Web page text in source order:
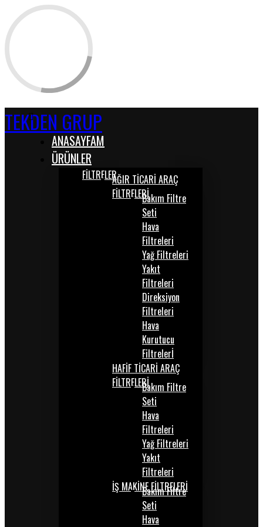
TEKDEN GRUP
ANASAYFAM
ÜRÜNLER
FİLTRELERAĞIR TİCARİ ARAÇ
FİLTRELERİBakım Filtre
Seti
Hava
Filtreleri
Yağ Filtreleri
Yakıt
Filtreleri
Direksiyon
Filtreleri
Hava
Kurutucu
Filtrelerİ
HAFİF TİCARİ ARAÇ
FİLTRELERİBakım Filtre
Seti
Hava
Filtreleri
Yağ Filtreleri
Yakıt
Filtreleri
İŞ MAKİNE FİLTRELERİ
Bakım Filtre
Seti
Hava